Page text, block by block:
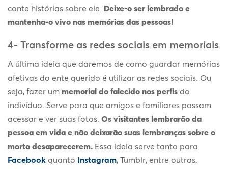
conte histórias sobre ele. Deixe-o ser lembrado e
mantenha-o vivo nas memórias das pessoas!
4- Transforme as redes sociais em memoriais
A última ideia que daremos de como guardar memórias
afetivas do ente querido é utilizar as redes sociais. Ou
seja, fazer um memorial do falecido nos perfis do
indivíduo. Serve para que amigos e familiares possam
acessar e ver suas fotos. Os visitantes lembrarão da
pessoa em vida e não deixarão suas lembranças sobre o
morto desaparecerem. Essa ideia serve tanto para
Facebook quanto Instagram, Tumblr, entre outras.